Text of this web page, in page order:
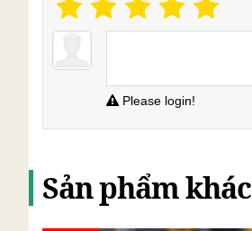
Please login!
Sản phẩm khác